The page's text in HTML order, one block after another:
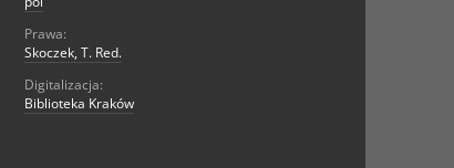
Prawa:
Skoczek, T. Red.
Digitalizacja:
Biblioteka Kraków